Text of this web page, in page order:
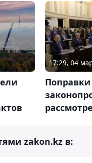
17:29, 04
zakon.kz в: